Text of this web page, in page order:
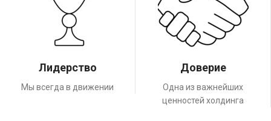
Лидерство
Мы всегда в движении
Доверие
Одна из важнейших
ценностей холдинга